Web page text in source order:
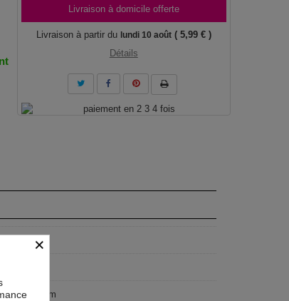
Livraison à domicile offerte
Livraison à partir du lundi 10 août ( 5,99 € )
Détails
200x100 cm
×